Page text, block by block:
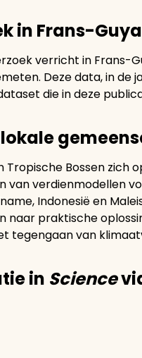
in Frans-
verricht in Frans-
Deze data, in de
die in deze
Tropische Bossen zich
van verdienmodellen
Indonesië en
praktische
tegengaan van
in Science